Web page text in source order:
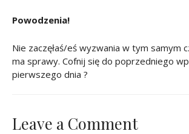
Powodzenia!
Nie zaczęłaś/eś wyzwania w tym samym
ma sprawy. Cofnij się do poprzedniego
pierwszego dnia ?
Leave a Comment